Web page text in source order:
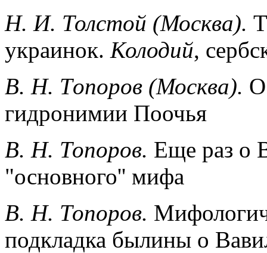
Н. И. Толстой (Москва).
украинок. Колодий,
B. H. Tопоров (Москва). О
гидронимии Поочья
В. Н. Топоров. Еще раз о
"основного'' мифа
В. Н. Топopов.
подкладка былины о